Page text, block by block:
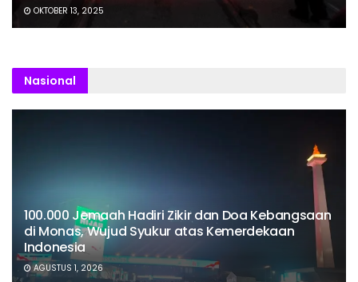
OKTOBER 13, 2025
Nasional
100.000 Jemaah Hadiri Zikir dan Doa Kebangsaan
di Monas, Wujud Syukur atas Kemerdekaan
Indonesia
AGUSTUS 1, 2026